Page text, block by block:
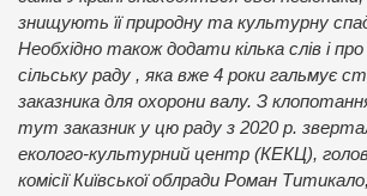
знищують її природну та культурну
Необхідно також додати кілька слів і про
сільську раду , яка вже 4 роки гальмує
заказника для охорони валу. З
тут заказник у цю раду з 2020 р.
еколого-культурний центр (КЕКЦ),
комісії Київської облради Роман